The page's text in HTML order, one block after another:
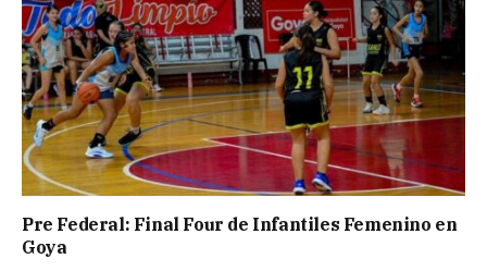
Pre Federal: Final Four de Infantiles Femenino en
Goya